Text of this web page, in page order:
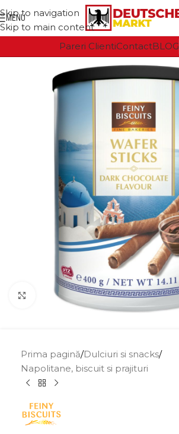
Skip to navigation
Skip to main content
MENU
Pareri ClientiContactBLOG
Click to enlarge
Prima pagină/Dulciuri si snacks/
Napolitane, biscuit si prajituri